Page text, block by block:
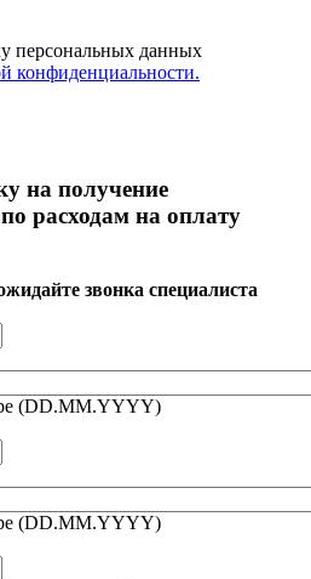
персональных данных
конфиденциальности.
на получение
расходам на оплату
звонка специалиста
(DD.MM.YYYY)
(DD.MM.YYYY)